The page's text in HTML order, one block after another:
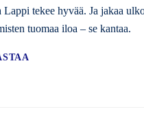
Lappi tekee hyvää. Ja jakaa
tuomaa iloa – se kantaa.